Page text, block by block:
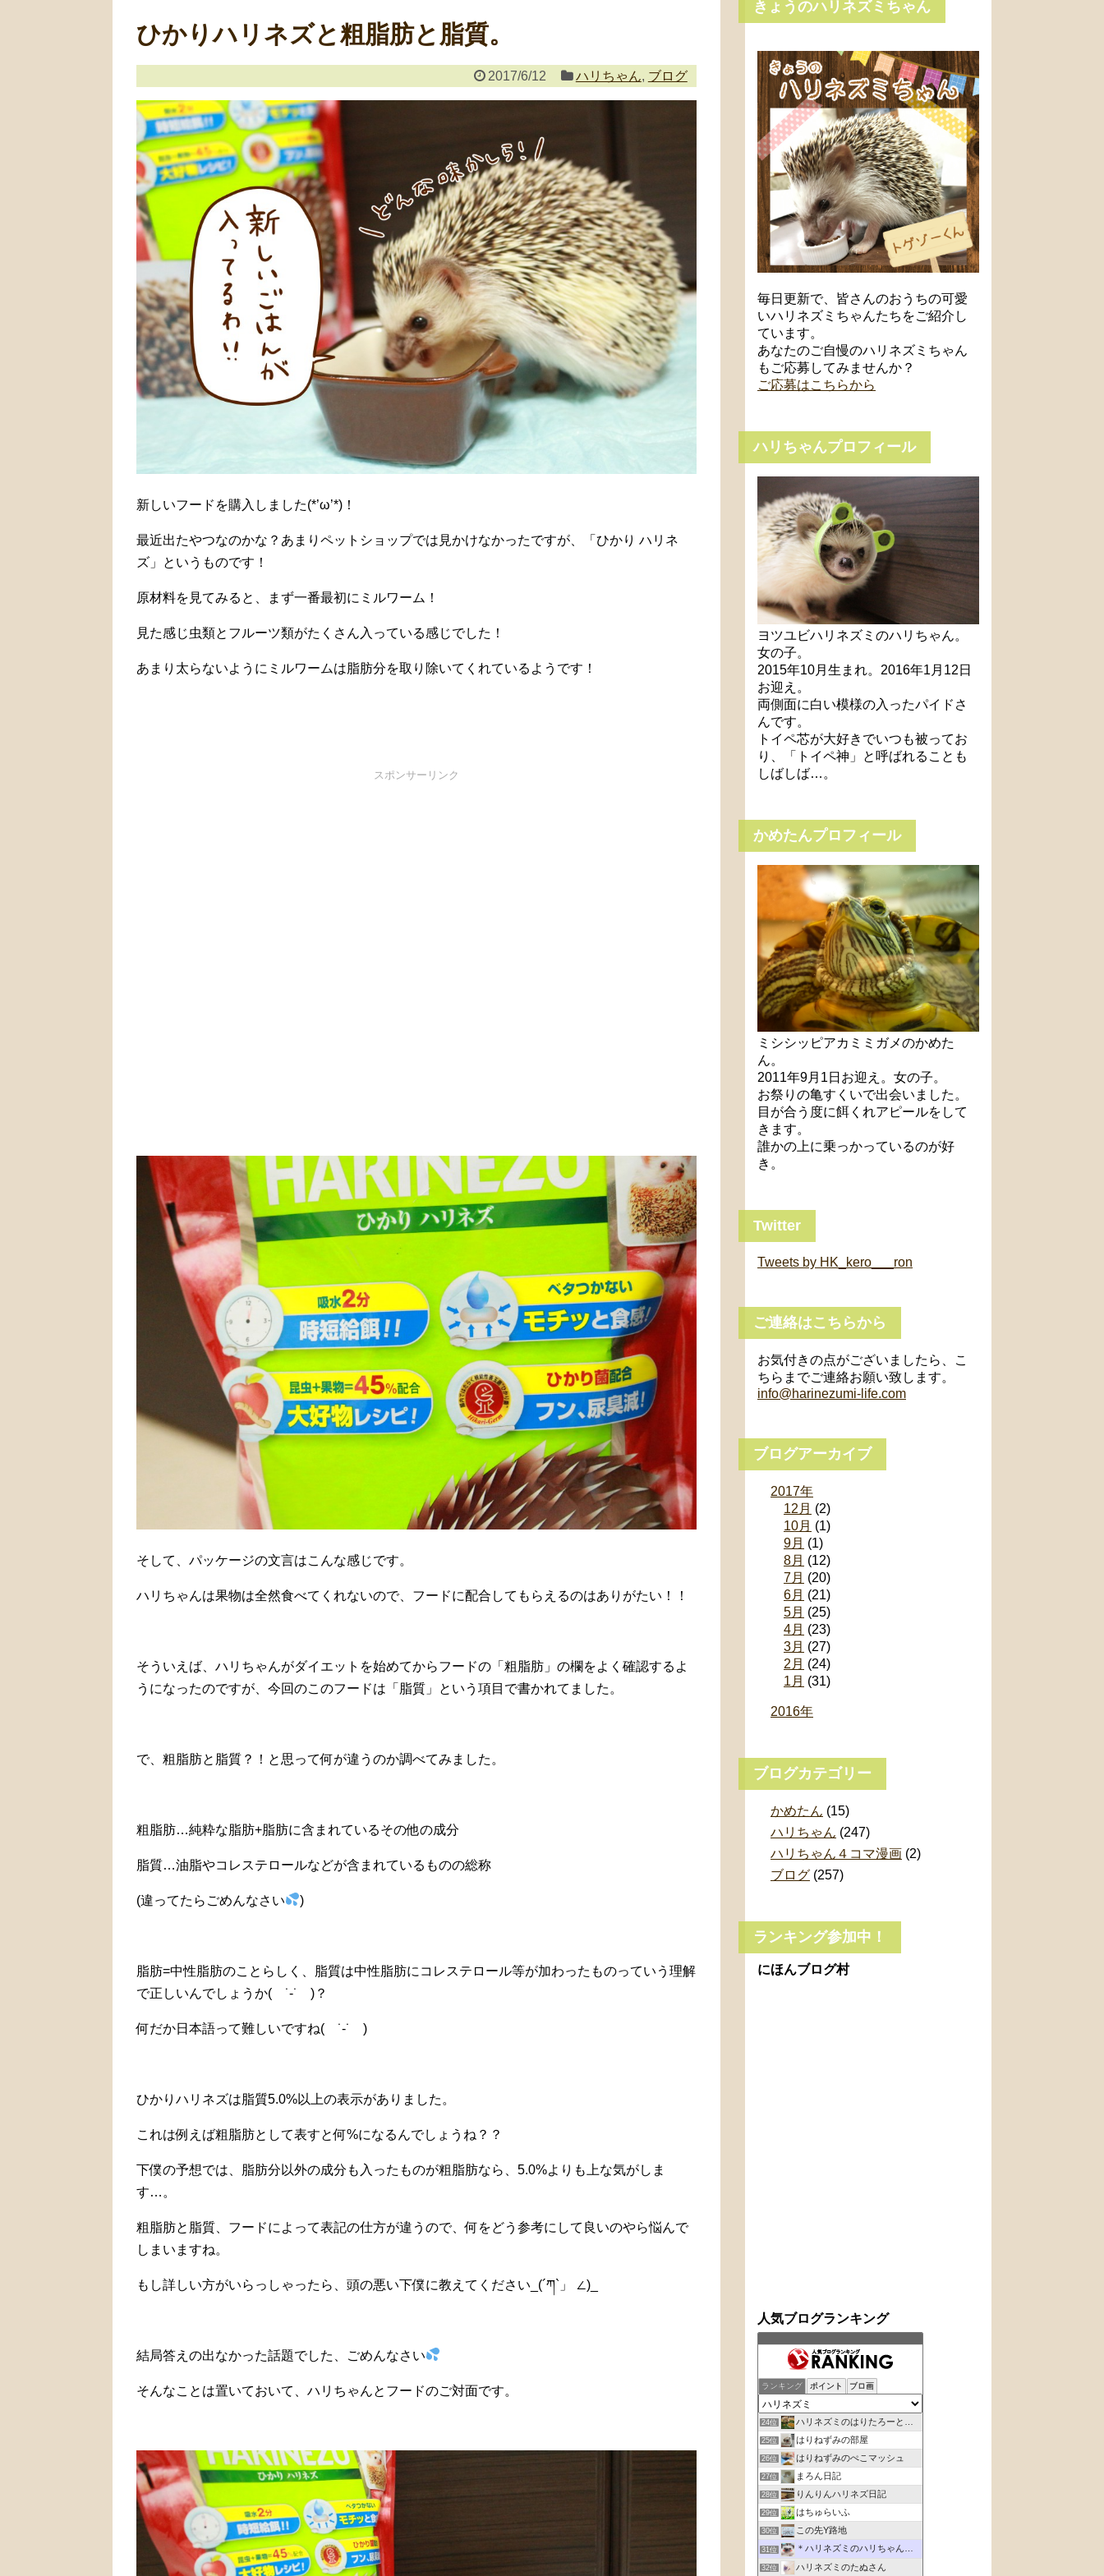
ひかりハリネズと粗脂肪と脂質。
2017/6/12 ハリちゃん, ブログ
新しいフードを購入しました(*’ω’*)！
最近出たやつなのかな？あまりペットショップでは見かけなかったですが、「ひかり ハリネ
ズ」というものです！
原材料を見てみると、まず一番最初にミルワーム！
見た感じ虫類とフルーツ類がたくさん入っている感じでした！
あまり太らないようにミルワームは脂肪分を取り除いてくれているようです！
スポンサーリンク
そして、パッケージの文言はこんな感じです。
ハリちゃんは果物は全然食べてくれないので、フードに配合してもらえるのはありがたい！！
そういえば、ハリちゃんがダイエットを始めてからフードの「粗脂肪」の欄をよく確認するよ
うになったのですが、今回のこのフードは「脂質」という項目で書かれてました。
で、粗脂肪と脂質？！と思って何が違うのか調べてみました。
粗脂肪…純粋な脂肪+脂肪に含まれているその他の成分
脂質…油脂やコレステロールなどが含まれているものの総称
(違ってたらごめんなさい )
脂肪=中性脂肪のことらしく、脂質は中性脂肪にコレステロール等が加わったものっていう理解
で正しいんでしょうか( ˙-˙ )？
何だか日本語って難しいですね( ˙-˙ )
ひかりハリネズは脂質5.0%以上の表示がありました。
これは例えば粗脂肪として表すと何%になるんでしょうね？？
下僕の予想では、脂肪分以外の成分も入ったものが粗脂肪なら、5.0%よりも上な気がしま
す…。
粗脂肪と脂質、フードによって表記の仕方が違うので、何をどう参考にして良いのやら悩んで
しまいますね。
もし詳しい方がいらっしゃったら、頭の悪い下僕に教えてください_(´ཀ`」 ∠)_
結局答えの出なかった話題でした、ごめんなさい
そんなことは置いておいて、ハリちゃんとフードのご対面です。
きょうのハリネズミちゃん
毎日更新で、皆さんのおうちの可愛
いハリネズミちゃんたちをご紹介し
ています。
あなたのご自慢のハリネズミちゃん
もご応募してみませんか？
ご応募はこちらから
ハリちゃんプロフィール
ヨツユビハリネズミのハリちゃん。
女の子。
2015年10月生まれ。2016年1月12日
お迎え。
両側面に白い模様の入ったパイドさ
んです。
トイペ芯が大好きでいつも被ってお
り、「トイペ神」と呼ばれることも
しばしば…。
かめたんプロフィール
ミシシッピアカミミガメのかめた
ん。
2011年9月1日お迎え。女の子。
お祭りの亀すくいで出会いました。
目が合う度に餌くれアピールをして
きます。
誰かの上に乗っかっているのが好
き。
Twitter
Tweets by HK_kero___ron
ご連絡はこちらから
お気付きの点がございましたら、こ
ちらまでご連絡お願い致します。
info@harinezumi-life.com
ブログアーカイブ
2017年
12月 (2)
10月 (1)
9月 (1)
8月 (12)
7月 (20)
6月 (21)
5月 (25)
4月 (23)
3月 (27)
2月 (24)
1月 (31)
2016年
ブログカテゴリー
かめたん (15)
ハリちゃん (247)
ハリちゃん４コマ漫画 (2)
ブログ (257)
ランキング参加中！
にほんブログ村
人気ブログランキング
ランキング ポイント ブロ画
24位 ハリネズミのはりたろーと、飼い主りさぴの日記
25位 はりねずみの部屋
26位 はりねずみのぺこマッシュ
27位 まろん日記
28位 りんりんハリネズ日記
29位 はちゅらいふ
30位 この先Y路地
31位 ＊ハリネズミのハリちゃん・カメのかめたん＊
32位 ハリネズミのたぬさん